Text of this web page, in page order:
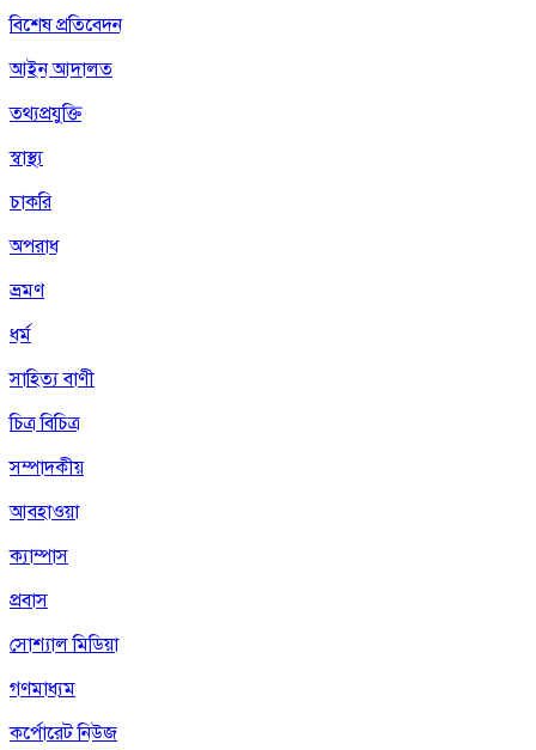
বিশেষ প্রতিবেদন
আইন আদালত
তথ্যপ্রযুক্তি
স্বাস্থ্য
চাকরি
অপরাধ
ভ্রমণ
ধর্ম
সাহিত্য বাণী
চিত্র বিচিত্র
সম্পাদকীয়
আবহাওয়া
ক্যাম্পাস
প্রবাস
সোশ্যাল মিডিয়া
গণমাধ্যম
কর্পোরেট নিউজ